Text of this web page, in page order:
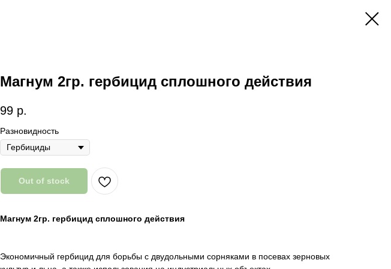
Магнум 2гр. гербицид сплошного действия
99 р.
Разновидность
Out of stock
Магнум 2гр. гербицид сплошного действия
Экономичный гербицид для борьбы с двудольными сорняками в посевах зерновых